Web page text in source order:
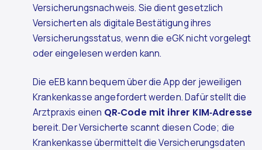
Versicherungsnachweis. Sie dient gesetzlich
Versicherten als digitale Bestätigung ihres
Versicherungsstatus, wenn die eGK nicht vorgelegt
oder eingelesen werden kann.
Die eEB kann bequem über die App der jeweiligen
Krankenkasse angefordert werden. Dafür stellt die
Arztpraxis einen QR‑Code mit ihrer KIM‑Adresse
bereit. Der Versicherte scannt diesen Code; die
Krankenkasse übermittelt die Versicherungsdaten